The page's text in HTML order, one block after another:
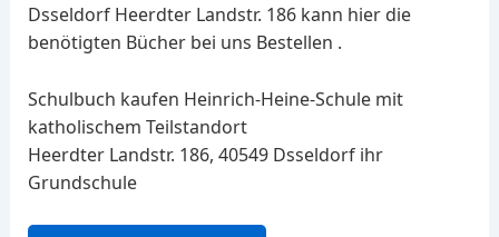
Dsseldorf Heerdter Landstr. 186 kann hier die
benötigten Bücher bei uns Bestellen .
Schulbuch kaufen Heinrich-Heine-Schule mit
katholischem Teilstandort
Heerdter Landstr. 186, 40549 Dsseldorf ihr
Grundschule